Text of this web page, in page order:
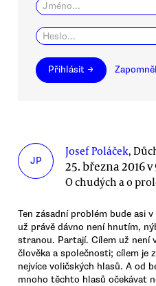
Přihlásit →
JP
Josef Poláček,
25. března 2016 v
O chudých a o
Ten zásadní problém bude asi
už právě dávno není hnutím,
stranou. Partají. Cílem už není
člověka a společnosti; cílem je
nejvíce voličských hlasů. A od
mnoho těchto hlasů očekávat